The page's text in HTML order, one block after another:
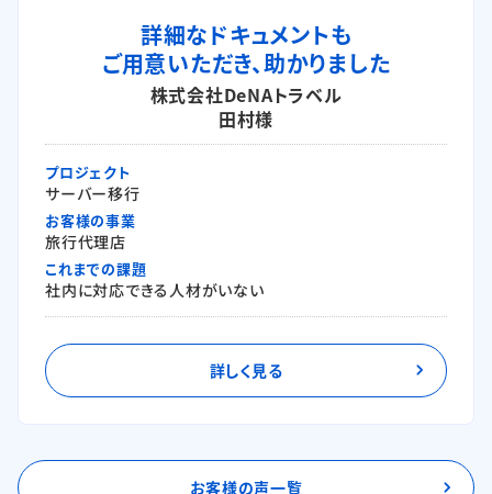
詳細なドキュメントも
ご用意いただき、助かりました
株式会社DeNAトラベル
田村様
プロジェクト
サーバー移行
お客様の事業
旅行代理店
これまでの課題
社内に対応できる人材がいない
詳しく見る
お客様の声一覧